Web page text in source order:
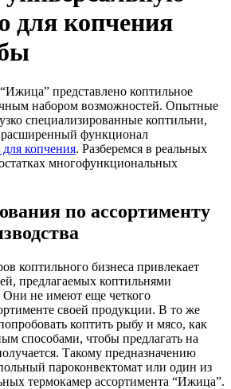
для копчения
представлено коптильное
набором возможностей. Опытные
специализированные коптильни,
расширенный функционал
копчения. Разберемся в реальных
многофункциональных
по ассортименту
коптильного бизнеса привлекает
предлагаемых коптильнями
Они не имеют еще четкого
своей продукции. В то же
коптить рыбу и мясо, как
способами, чтобы предлагать на
Такому предназначению
пароконвектомат или один из
термокамер ассортимента “Ижица”.